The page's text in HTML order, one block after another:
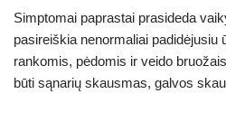
Simptomai paprastai prasideda
pasireiškia nenormaliai padidėjusiu
rankomis, pėdomis ir veido
būti sąnarių skausmas, galvos